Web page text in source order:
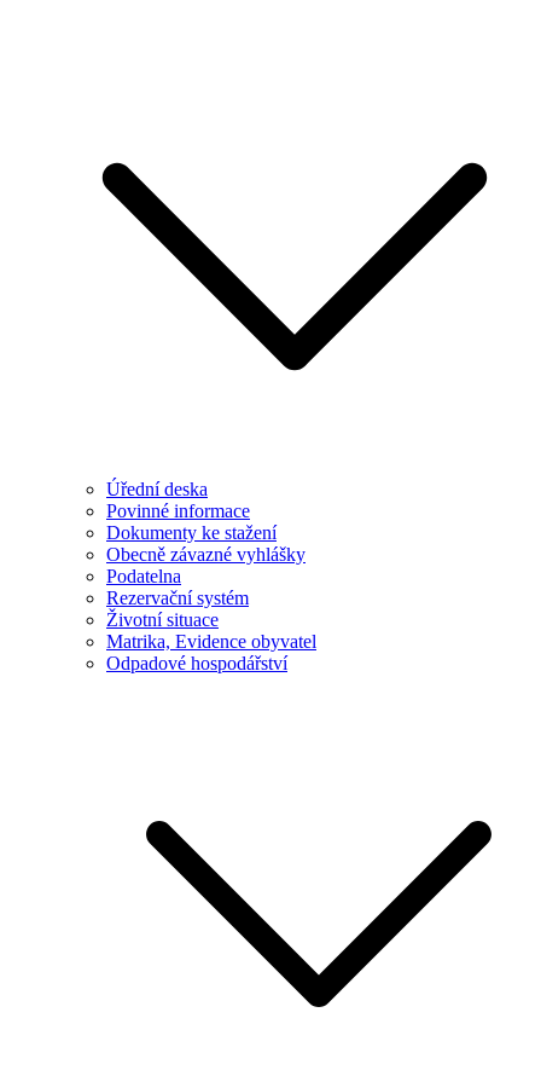
Úřední deska
Povinné informace
Dokumenty ke stažení
Obecně závazné vyhlášky
Podatelna
Rezervační systém
Životní situace
Matrika, Evidence obyvatel
Odpadové hospodářství